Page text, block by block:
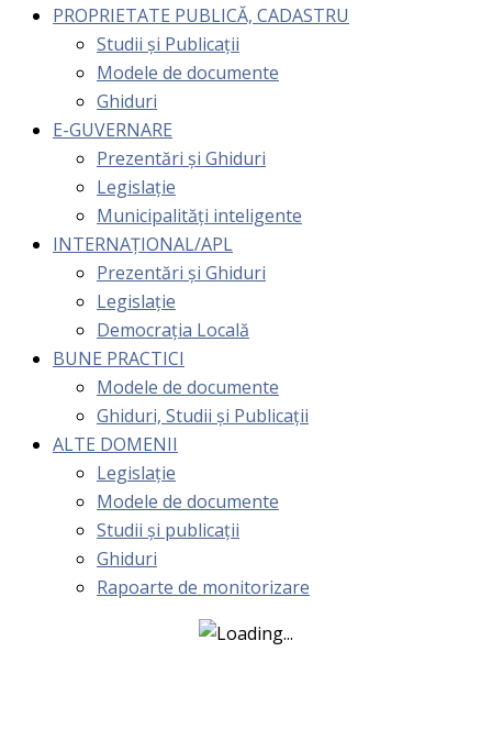
PROPRIETATE PUBLICĂ, CADASTRU
Studii și Publicații
Modele de documente
Ghiduri
E-GUVERNARE
Prezentări și Ghiduri
Legislație
Municipalități inteligente
INTERNAȚIONAL/APL
Prezentări și Ghiduri
Legislație
Democrația Locală
BUNE PRACTICI
Modele de documente
Ghiduri, Studii și Publicații
ALTE DOMENII
Legislație
Modele de documente
Studii și publicații
Ghiduri
Rapoarte de monitorizare